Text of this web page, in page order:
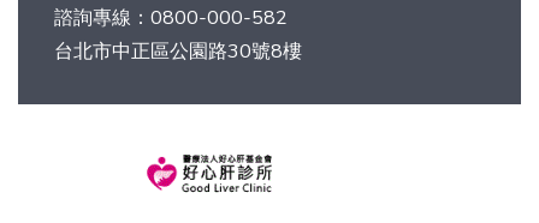
諮詢專線： 0800-000-582
台北市中正區公園路30號8樓